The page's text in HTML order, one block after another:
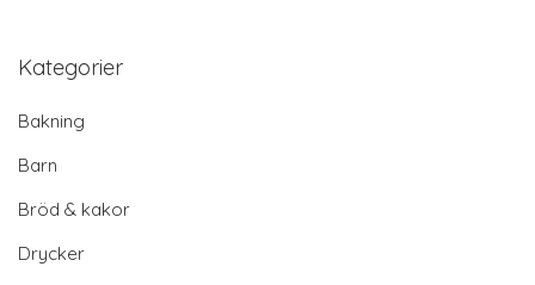
Kategorier
Bakning
Barn
Bröd & kakor
Drycker